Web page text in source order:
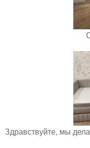
Здравствуйте, мы